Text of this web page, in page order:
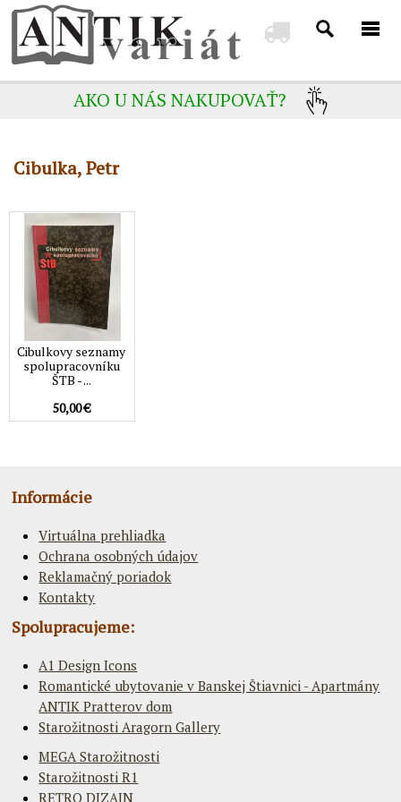
AKO U NÁS NAKUPOVAŤ?
Cibulka, Petr
Cibulkovy seznamy
spolupracovníku
ŠTB - ...
50,00 €
Informácie
Virtuálna prehliadka
Ochrana osobných údajov
Reklamačný poriadok
Kontakty
Spolupracujeme:
A1 Design Icons
Romantické ubytovanie v Banskej Štiavnici - Apartmány
ANTIK Pratterov dom
Starožitnosti Aragorn Gallery
MEGA Starožitnosti
Starožitnosti R1
RETRO DIZAJN